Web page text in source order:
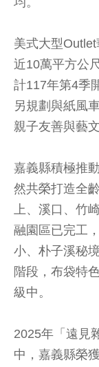
美式大型
近10萬平方公
計117年第4季
另規劃與紙風
親子友善與藝
嘉義縣積極推
然共榮打造全
上、溪口、竹
融園區已完工
小、朴子溪秘
階段，布袋特
級中。
2025年「遠見
中，嘉義縣榮